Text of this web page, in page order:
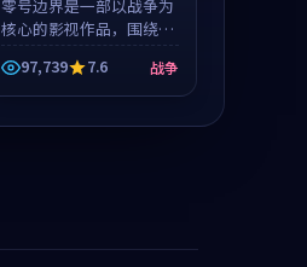
零号边界是一部以战争为
核心的影视作品，围绕危
机、反转与人物成长展
开，整体节奏紧凑，值得
推荐观看。
97,739 7.6 战争